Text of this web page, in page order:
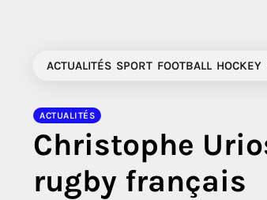
ACTUALITÉS SPORT FOOTBALL HOCKEY
ACTUALITÉS
Christophe
rugby français